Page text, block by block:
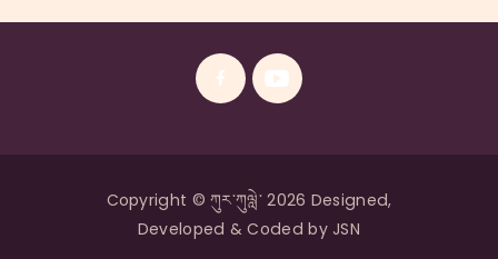
Copyright © ཀུར་ཀུལླེ་ 2026 Designed,
Developed & Coded by JSN